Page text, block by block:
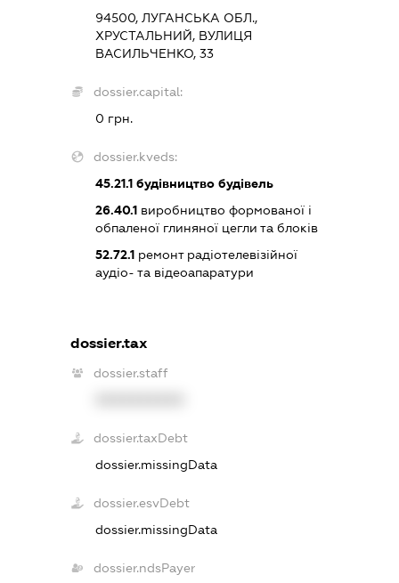
94500, ЛУГАНСЬКА ОБЛ.,
ХРУСТАЛЬНИЙ, ВУЛИЦЯ
ВАСИЛЬЧЕНКО, 33
dossier.capital:
0 грн.
dossier.kveds:
45.21.1 будівництво будівель
26.40.1 виробництво формованої і
обпаленої глиняної цегли та блоків
52.72.1 ремонт радіотелевізійної
аудіо- та відеоапаратури
dossier.tax
dossier.staff
dossier.taxDebt
dossier.missingData
dossier.esvDebt
dossier.missingData
dossier.ndsPayer